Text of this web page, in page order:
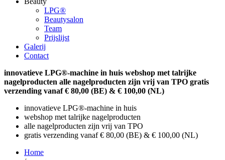
LPG®
Beautysalon
Team
Prijslijst
Galerij
Contact
innovatieve LPG®-machine in huis webshop met talrijke
nagelproducten alle nagelproducten zijn vrij van TPO gratis
verzending vanaf € 80,00 (BE) & € 100,00 (NL)
innovatieve LPG®-machine in huis
webshop met talrijke nagelproducten
alle nagelproducten zijn vrij van TPO
gratis verzending vanaf € 80,00 (BE) & € 100,00 (NL)
Home